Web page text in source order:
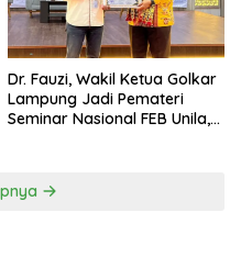
Dr. Fauzi, Wakil Ketua Golkar
Lampung Jadi Pemateri
Seminar Nasional FEB Unila,